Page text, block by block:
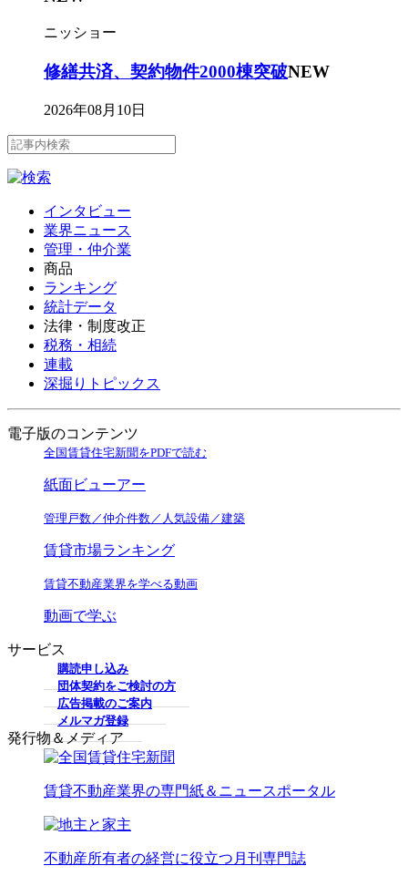
ニッショー
修繕共済、契約物件2000棟突破NEW
2026年08月10日
インタビュー
業界ニュース
管理・仲介業
商品
ランキング
統計データ
法律・制度改正
税務・相続
連載
深掘りトピックス
電子版のコンテンツ
全国賃貸住宅新聞をPDFで読む
紙面ビューアー
管理戸数／仲介件数／人気設備／建築
賃貸市場ランキング
賃貸不動産業界を学べる動画
動画で学ぶ
サービス
購読申し込み
団体契約をご検討の方
広告掲載のご案内
メルマガ登録
発行物＆メディア
賃貸不動産業界の専門紙＆ニュースポータル
不動産所有者の経営に役立つ月刊専門誌